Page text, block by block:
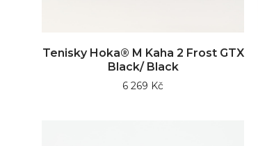
Tenisky Hoka® M Kaha 2 Frost GTX
Black/ Black
6 269 Kč